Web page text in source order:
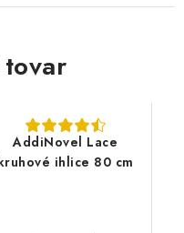
AddiNovel Lace
ihlice 80 cm